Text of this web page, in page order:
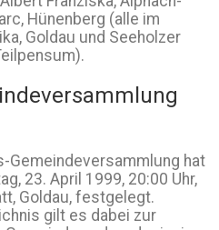
Hünenberg (alle im
Goldau und Seeholzer
Gemeindeversammlung hat
23. April 1999, 20:00 Uhr,
Goldau, festgelegt.
gilt es dabei zur